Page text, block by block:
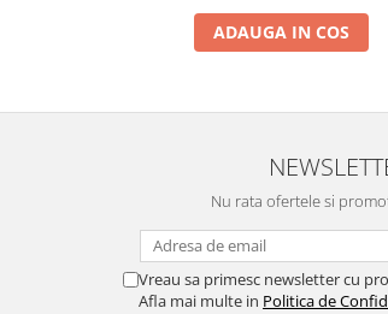
ADAUGA IN COS
Nu rata ofertele si
Vreau sa primesc newsletter cu
Afla mai multe in Politica de